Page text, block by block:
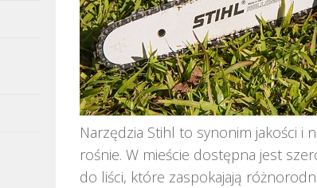
Narzędzia Stihl to synonim jakości i
rośnie. W mieście dostępna jest
do liści, które zaspokajają